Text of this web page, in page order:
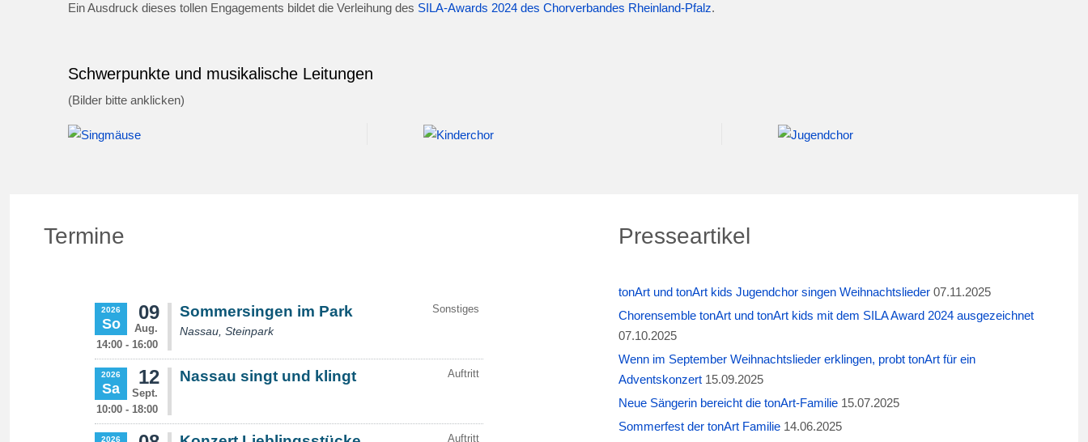
Ein Ausdruck dieses tollen Engagements bildet die Verleihung des SILA-Awards 2024 des Chorverbandes Rheinland-Pfalz.
Schwerpunkte und musikalische Leitungen
(Bilder bitte anklicken)
Termine Presseartikel
tonArt und tonArt kids Jugendchor singen Weihnachtslieder 07.11.2025
Chorensemble tonArt und tonArt kids mit dem SILA Award 2024 ausgezeichnet
07.10.2025
Wenn im September Weihnachtslieder erklingen, probt tonArt für ein
Adventskonzert 15.09.2025
Neue Sängerin bereicht die tonArt-Familie 15.07.2025
Sommerfest der tonArt Familie 14.06.2025